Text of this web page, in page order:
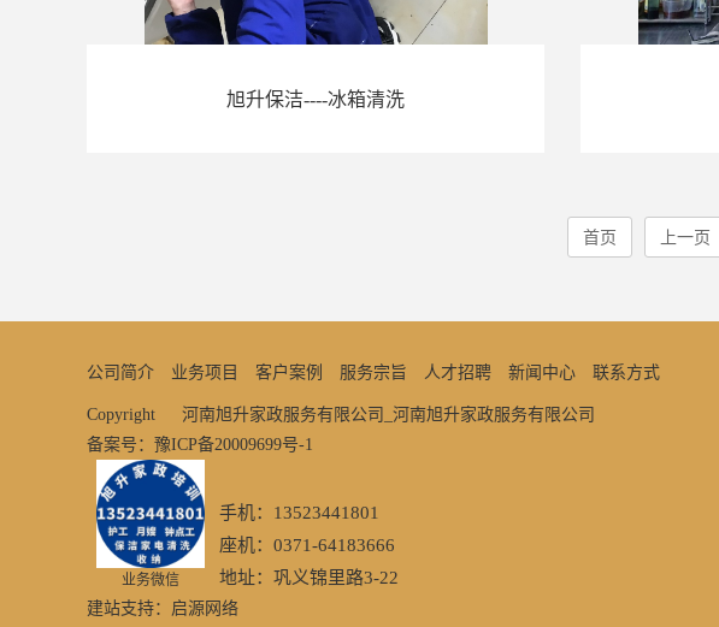
旭升保洁----冰箱清洗
首页 上一页
公司简介 业务项目 客户案例 服务宗旨 人才招聘 新闻中心 联系方式
Copyright © 河南旭升家政服务有限公司_河南旭升家政服务有限公司
备案号：豫ICP备20009699号-1
业务微信
手机：13523441801
座机：0371-64183666
地址：巩义锦里路3-22
建站支持：启源网络